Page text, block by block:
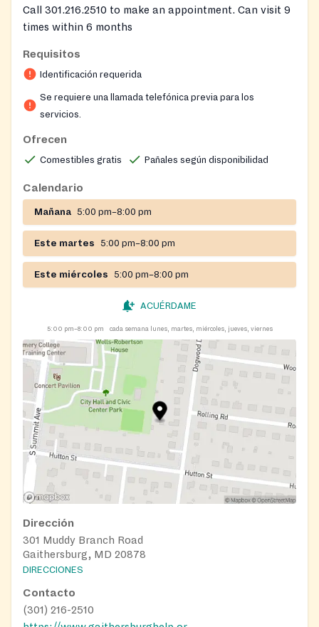
Call 301.216.2510 to make an appointment. Can visit 9
times within 6 months
Requisitos
Identificación requerida
Se requiere una llamada telefónica previa para los
servicios.
Ofrecen
Comestibles gratis Pañales según disponibilidad
Calendario
Mañana 5:00 pm–8:00 pm
Este martes 5:00 pm–8:00 pm
Este miércoles 5:00 pm–8:00 pm
ACUÉRDAME
5:00 pm–8:00 pm cada semana lunes, martes, miércoles, jueves, viernes
Dirección
301 Muddy Branch Road
Gaithersburg, MD 20878
DIRECCIONES
Contacto
(301) 216-2510